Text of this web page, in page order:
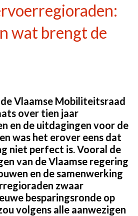
wat brengt de
Vlaamse Mobiliteitsraad
over tien jaar
en de uitdagingen voor de
was het erover eens dat
niet perfect is. Vooral de
van de Vlaamse regering
en de samenwerking
zwaar
besparingsronde op
volgens alle aanwezigen